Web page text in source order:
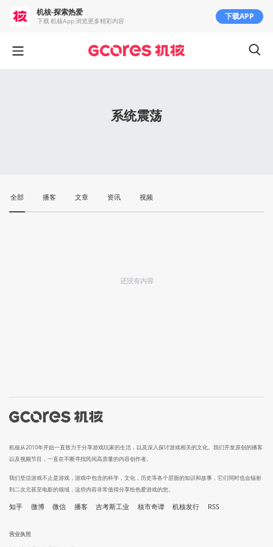
系统震荡
全部 播客 文章 资讯 视频
还没有内容
机核从2010年开始一直致力于分享游戏玩家的生活，以及深入探讨游戏相关的文化。我们开发原创的播客
以及视频节目，一直在不断寻找民间高质量的内容创作者。
我们坚信游戏不止是游戏，游戏中包含的科学，文化，历史等各个层面的知识和故事，它们同时也会辐射
到二次元甚至电影的领域，这些内容非常值得分享给热爱游戏的您。
知乎 微博 微信 播客 吉考斯工业 核市奇谭 机核发行 RSS
营业执照
机核-探索热爱
下载 机核App 浏览更多精彩内容 下载APP